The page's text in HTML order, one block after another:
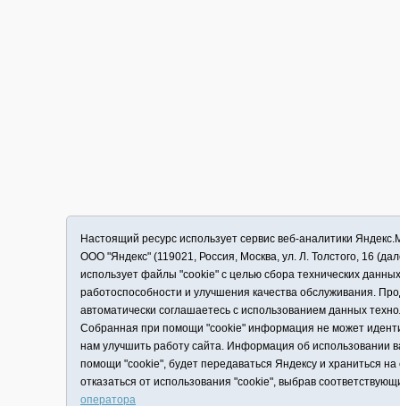
Настоящий ресурс использует сервис веб-аналитики
ООО "Яндекс" (119021, Россия, Москва, ул. Л. Толстого, 16
использует файлы "cookie" с целью сбора технических
работоспособности и улучшения качества обслуживания.
автоматически соглашаетесь с использованием данных
Собранная при помощи "cookie" информация не может
нам улучшить работу сайта. Информация об использовании
помощи "cookie", будет передаваться Яндексу и храниться
отказаться от использования "cookie", выбрав
оператора